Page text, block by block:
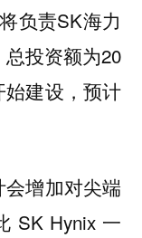
负责SK海力
投资额为20
建设，预计
增加对尖端
SK Hynix 一